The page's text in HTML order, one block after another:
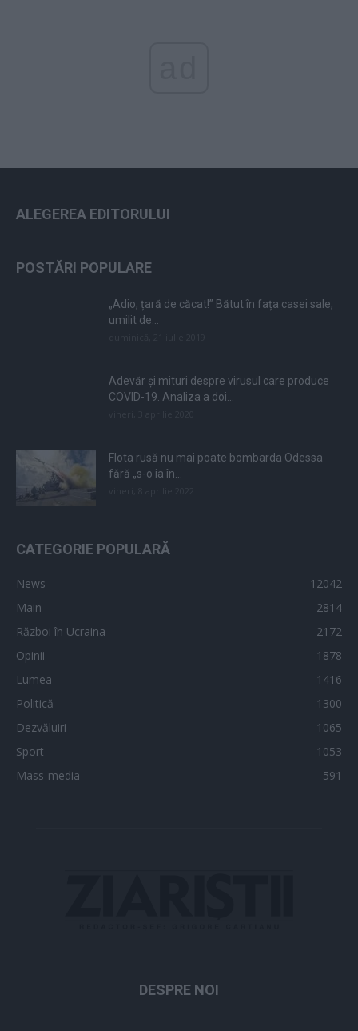
ALEGEREA EDITORULUI
POSTĂRI POPULARE
„Adio, țară de căcat!” Bătut în fața casei sale,
umilit de...
Adevăr și mituri despre virusul care produce
COVID-19. Analiza a doi...
Flota rusă nu mai poate bombarda Odessa
fără „s-o ia în...
CATEGORIE POPULARĂ
News
12042
Main
2814
Război în Ucraina
2172
Opinii
1878
Lumea
1416
Politică
1300
Dezvăluiri
1065
Sport
1053
Mass-media
591
DESPRE NOI